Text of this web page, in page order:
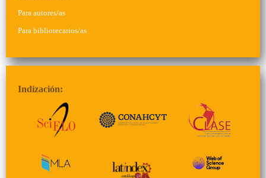
Para autores/as
Para bibliotecarios/as
Indización: